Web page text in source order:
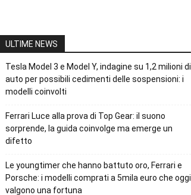
ULTIME NEWS
Tesla Model 3 e Model Y, indagine su 1,2 milioni di
auto per possibili cedimenti delle sospensioni: i
modelli coinvolti
Ferrari Luce alla prova di Top Gear: il suono
sorprende, la guida coinvolge ma emerge un
difetto
Le youngtimer che hanno battuto oro, Ferrari e
Porsche: i modelli comprati a 5mila euro che oggi
valgono una fortuna